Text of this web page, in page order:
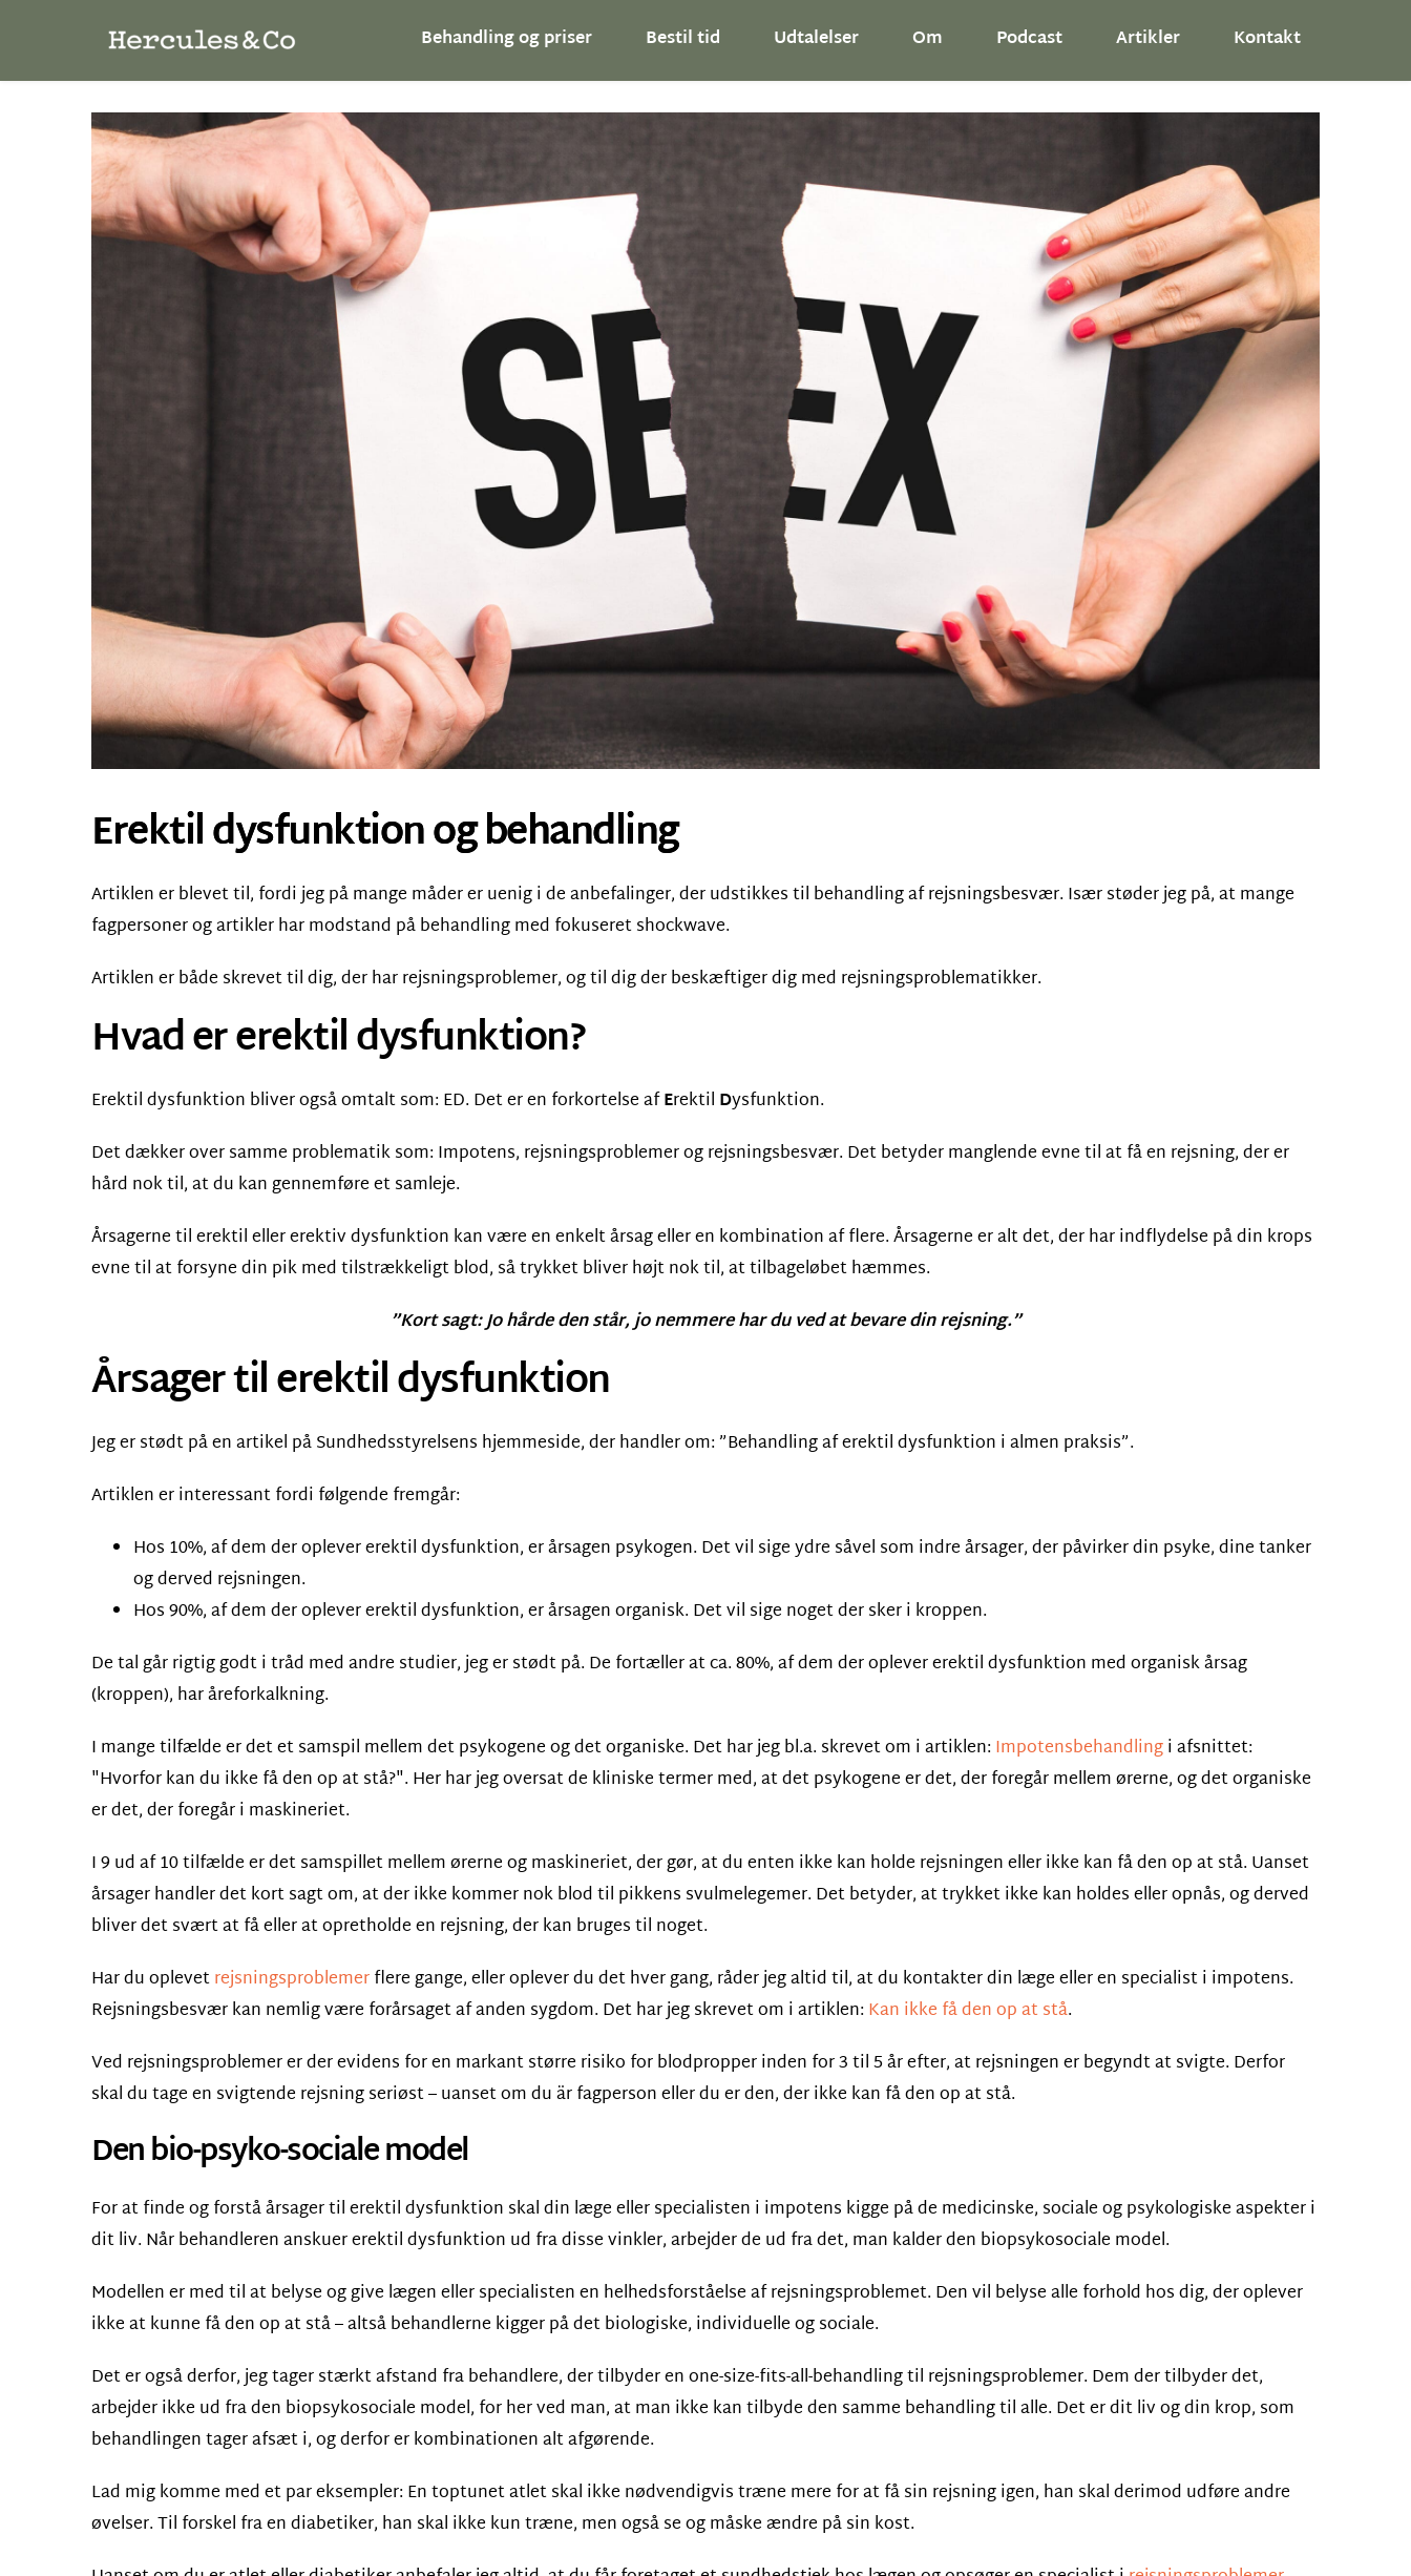
Behandling og priser Bestil tid Udtalelser Om Podcast Artikler Kontakt
Erektil dysfunktion og behandling
Artiklen er blevet til, fordi jeg på mange måder er uenig i de anbefalinger, der udstikkes til behandling af rejsningsbesvær. Især støder jeg på, at mange
fagpersoner og artikler har modstand på behandling med fokuseret shockwave.
Artiklen er både skrevet til dig, der har rejsningsproblemer, og til dig der beskæftiger dig med rejsningsproblematikker.
Hvad er erektil dysfunktion?
Erektil dysfunktion bliver også omtalt som: ED. Det er en forkortelse afErektil Dysfunktion.
Det dækker over samme problematik som: Impotens, rejsningsproblemer og rejsningsbesvær. Det betyder manglende evne til at få en rejsning, der er
hård nok til, at du kan gennemføre et samleje.
Årsagerne til erektil eller erektiv dysfunktion kan være en enkelt årsag eller en kombination af flere. Årsagerne er alt det, der har indflydelse på din krops
evne til at forsyne din pik med tilstrækkeligt blod, så trykket bliver højt nok til, at tilbageløbet hæmmes.
”Kort sagt: Jo hårde den står, jo nemmere har du ved at bevare din rejsning.”
Årsager til erektil dysfunktion
Jeg er stødt på en artikel på Sundhedsstyrelsens hjemmeside, der handler om: ”Behandling af erektil dysfunktion i almen praksis”.
Artiklen er interessant fordi følgende fremgår:
Hos 10%, af dem der oplever erektil dysfunktion, er årsagen psykogen. Det vil sige ydre såvel som indre årsager, der påvirker din psyke, dine tanker
og derved rejsningen.
Hos 90%, af dem der oplever erektil dysfunktion, er årsagen organisk. Det vil sige noget der sker i kroppen.
De tal går rigtig godt i tråd med andre studier, jeg er stødt på. De fortæller at ca. 80%, af dem der oplever erektil dysfunktion med organisk årsag
(kroppen), har åreforkalkning.
I mange tilfælde er det et samspil mellem det psykogene og det organiske. Det har jeg bl.a. skrevet om i artiklen: Impotensbehandlingi afsnittet:
"Hvorfor kan du ikke få den op at stå?". Her har jeg oversat de kliniske termer med, at det psykogene er det, der foregår mellem ørerne, og det organiske
er det, der foregår i maskineriet.
I 9 ud af 10 tilfælde er det samspillet mellem ørerne og maskineriet, der gør, at du enten ikke kan holde rejsningen eller ikke kan få den op at stå. Uanset
årsager handler det kort sagt om, at der ikke kommer nok blod til pikkens svulmelegemer. Det betyder, at trykket ikke kan holdes eller opnås, og derved
bliver det svært at få eller at opretholde en rejsning, der kan bruges til noget.
Har du oplevetrejsningsproblemerflere gange, eller oplever du det hver gang, råder jeg altid til, at du kontakter din læge eller en specialist i impotens.
Rejsningsbesvær kan nemlig være forårsaget af anden sygdom. Det har jeg skrevet om i artiklen: Kan ikke få den op at stå.
Ved rejsningsproblemer er der evidens for en markant større risiko for blodpropper inden for 3 til 5 år efter, at rejsningen er begyndt at svigte. Derfor
skal du tage en svigtende rejsning seriøst – uanset om du är fagperson eller du er den, der ikke kan få den op at stå.
Den bio-psyko-sociale model
For at finde og forstå årsager til erektil dysfunktion skal din læge eller specialisten i impotens kigge på de medicinske, sociale og psykologiske aspekter i
dit liv. Når behandleren anskuer erektil dysfunktion ud fra disse vinkler, arbejder de ud fra det, man kalder den biopsykosociale model.
Modellen er med til at belyse og give lægen eller specialisten en helhedsforståelse af rejsningsproblemet. Den vil belyse alle forhold hos dig, der oplever
ikke at kunne få den op at stå – altså behandlerne kigger på det biologiske, individuelle og sociale.
Det er også derfor, jeg tager stærkt afstand fra behandlere, der tilbyder en one-size-fits-all-behandling til rejsningsproblemer. Dem der tilbyder det,
arbejder ikke ud fra den biopsykosociale model, for her ved man, at man ikke kan tilbyde den samme behandling til alle. Det er dit liv og din krop, som
behandlingen tager afsæt i, og derfor er kombinationen alt afgørende.
Lad mig komme med et par eksempler: En toptunet atlet skal ikke nødvendigvis træne mere for at få sin rejsning igen, han skal derimod udføre andre
øvelser. Til forskel fra en diabetiker, han skal ikke kun træne, men også se og måske ændre på sin kost.